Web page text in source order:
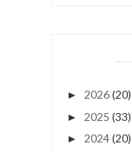
► 2026(20)
► 2025 (33)
► 2024(20)